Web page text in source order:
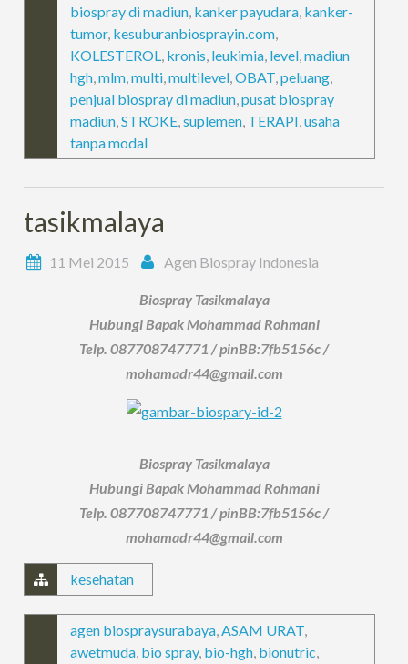
biospray di madiun, kanker payudara, kanker-
tumor, kesuburanbiosprayin.com,
KOLESTEROL, kronis, leukimia, level,madiun
hgh,mlm,multi,multilevel,OBAT,peluang,
penjual biospray di madiun,pusat biospray
madiun,STROKE,suplemen, TERAPI,usaha
tanpa modal
tasikmalaya
11 Mei 2015 Agen Biospray Indonesia
Biospray Tasikmalaya
Hubungi Bapak Mohammad Rohmani
Telp. 087708747771 / pinBB:7fb5156c /
mohamadr44@gmail.com
Biospray Tasikmalaya
Hubungi Bapak Mohammad Rohmani
Telp. 087708747771 / pinBB:7fb5156c /
mohamadr44@gmail.com
kesehatan
agen biospraysurabaya,ASAM URAT,
awetmuda, bio spray, bio-hgh, bionutric,